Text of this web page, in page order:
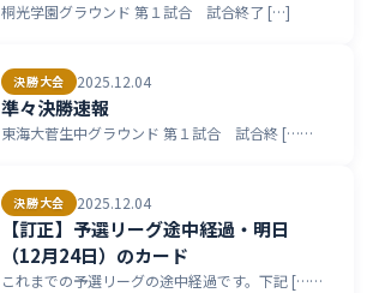
桐光学園グラウンド 第１試合 試合終了 […]
決勝大会 2025.12.04
準々決勝速報
東海大菅生中グラウンド 第１試合 試合終 [……
決勝大会 2025.12.04
【訂正】予選リーグ途中経過・明日
（12月24日）のカード
これまでの予選リーグの途中経過です。下記 [……